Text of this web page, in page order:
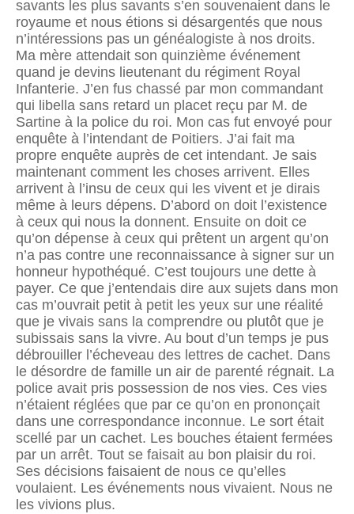
savants les plus savants s’en souvenaient dans le
royaume et nous étions si désargentés que nous
n’intéressions pas un généalogiste à nos droits.
Ma mère attendait son quinzième événement
quand je devins lieutenant du régiment Royal
Infanterie. J’en fus chassé par mon commandant
qui libella sans retard un placet reçu par M. de
Sartine à la police du roi. Mon cas fut envoyé pour
enquête à l’intendant de Poitiers. J’ai fait ma
propre enquête auprès de cet intendant. Je sais
maintenant comment les choses arrivent. Elles
arrivent à l’insu de ceux qui les vivent et je dirais
même à leurs dépens. D’abord on doit l’existence
à ceux qui nous la donnent. Ensuite on doit ce
qu’on dépense à ceux qui prêtent un argent qu’on
n’a pas contre une reconnaissance à signer sur un
honneur hypothéqué. C’est toujours une dette à
payer. Ce que j’entendais dire aux sujets dans mon
cas m’ouvrait petit à petit les yeux sur une réalité
que je vivais sans la comprendre ou plutôt que je
subissais sans la vivre. Au bout d’un temps je pus
débrouiller l’éche­veau des lettres de cachet. Dans
le désordre de famille un air de parenté régnait. La
police avait pris possession de nos vies. Ces vies
n’étaient réglées que par ce qu’on en prononçait
dans une correspondance inconnue. Le sort était
scellé par un cachet. Les bouches étaient fermées
par un arrêt. Tout se faisait au bon plaisir du roi.
Ses décisions faisaient de nous ce qu’elles
voulaient. Les événements nous vivaient. Nous ne
les vivions plus.